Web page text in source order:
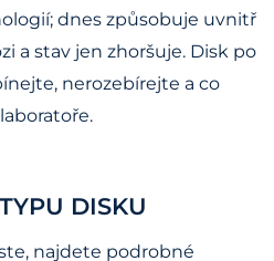
dnes způsobuje uvnitř
a stav jen zhoršuje. Disk po
nerozebírejte a co
DISKU
najdete podrobné